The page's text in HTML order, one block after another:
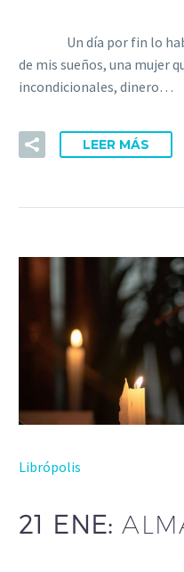
Un día por fin lo había
de mis sueños, una mujer
incondicionales, dinero…
LEER MÁS
Librópolis
21 ENE: